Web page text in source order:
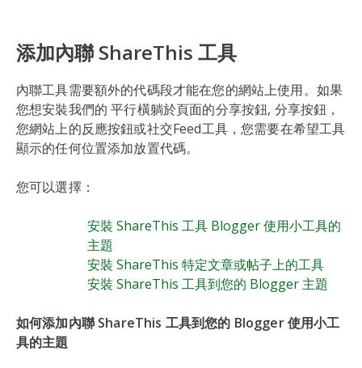
添加內聯 ShareThis 工具
內聯工具需要額外的代碼段才能在您的網站上使用。如果
您想安裝我們的 平行橫躺於頁面的分享按鈕, 分享按鈕，
您網站上的反應按鈕或社交Feed工具，您需要在希望工具
顯示的任何位置添加放置代碼。
您可以選擇：
安裝 ShareThis 工具 Blogger 使用小工具的
主題
安裝 ShareThis 特定文章或帖子上的工具
安裝 ShareThis 工具到您的 Blogger 主題
如何添加內聯 ShareThis 工具到您的 Blogger 使用小工
具的主題